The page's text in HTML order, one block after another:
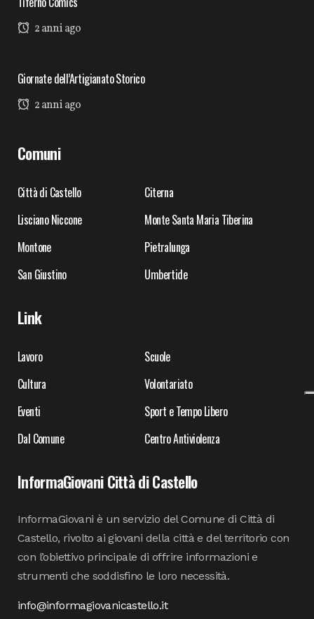
2 anni ago
Giornate dell’Artigianato Storico
2 anni ago
Comuni
Città di Castello
Citerna
Lisciano Niccone
Monte Santa Maria Tiberina
Montone
Pietralunga
San Giustino
Umbertide
Link
Lavoro
Scuole
Cultura
Volontariato
Eventi
Sport e Tempo Libero
Dal Comune
Centro Antiviolenza
InformaGiovani Città di Castello
InformaGiovani è un servizio del Comune di Città di
Castello, rivolto ai giovani della città e del territorio con
con l’obiettivo principale di offrire informazioni e
strumenti che soddisfino le loro necessità.
info@informagiovanicastello.it